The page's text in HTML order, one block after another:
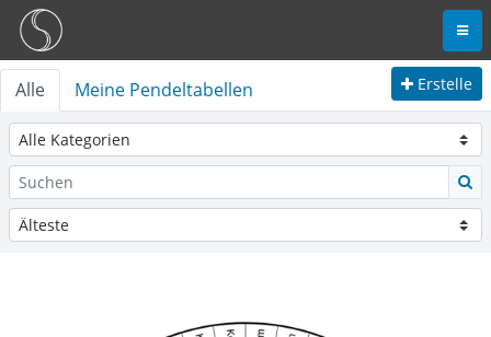
Alle Meine Pendeltabellen Erstelle